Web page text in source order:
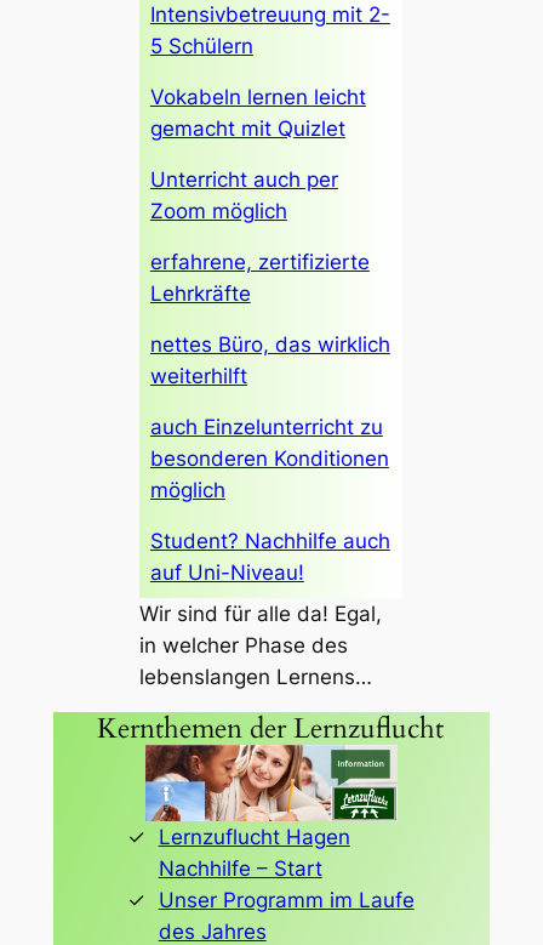
Intensivbetreuung mit 2-
5 Schülern
Vokabeln lernen leicht
gemacht mit Quizlet
Unterricht auch per
Zoom möglich
erfahrene, zertifizierte
Lehrkräfte
nettes Büro, das wirklich
weiterhilft
auch Einzelunterricht zu
besonderen Konditionen
möglich
Student? Nachhilfe auch
auf Uni-Niveau!
Wir sind für alle da! Egal,
in welcher Phase des
lebenslangen Lernens…
Kernthemen der Lernzuflucht
Lernzuflucht Hagen
Nachhilfe – Start
Unser Programm im Laufe
des Jahres